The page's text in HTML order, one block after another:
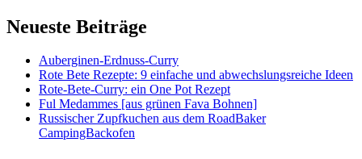
Neueste Beiträge
Auberginen-Erdnuss-Curry
Rote Bete Rezepte: 9 einfache und abwechslungsreiche Ideen
Rote-Bete-Curry: ein One Pot Rezept
Ful Medammes [aus grünen Fava Bohnen]
Russischer Zupfkuchen aus dem RoadBaker
CampingBackofen